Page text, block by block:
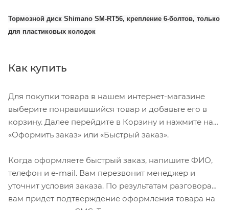
Тормозной диск Shimano SM-RT56, крепление 6-болтов, только
для пластиковых колодок
Как купить
Для покупки товара в нашем интернет-магазине
выберите понравившийся товар и добавьте его в
корзину. Далее перейдите в Корзину и нажмите на
«Оформить заказ» или «Быстрый заказ».
Когда оформляете быстрый заказ, напишите ФИО,
телефон и e-mail. Вам перезвонит менеджер и
уточнит условия заказа. По результатам разговора
вам придет подтверждение оформления товара на